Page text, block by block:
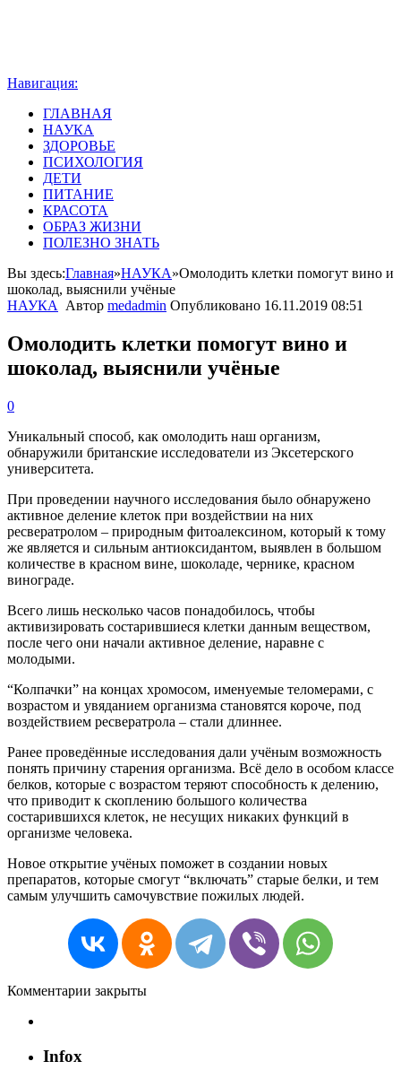
Навигация:
ГЛАВНАЯ
НАУКА
ЗДОРОВЬЕ
ПСИХОЛОГИЯ
ДЕТИ
ПИТАНИЕ
КРАСОТА
ОБРАЗ ЖИЗНИ
ПОЛЕЗНО ЗНАТЬ
Вы здесь:Главная»НАУКА»Омолодить клетки помогут вино и
шоколад, выяснили учёные
НАУКА
Автор medadmin Опубликовано 16.11.2019 08:51
Омолодить клетки помогут вино и
шоколад, выяснили учёные
0
Уникальный способ, как омолодить наш организм,
обнаружили британские исследователи из Эксетерского
университета.
При проведении научного исследования было обнаружено
активное деление клеток при воздействии на них
ресвератролом – природным фитоалексином, который к тому
же является и сильным антиоксидантом, выявлен в большом
количестве в красном вине, шоколаде, чернике, красном
винограде.
Всего лишь несколько часов понадобилось, чтобы
активизировать состарившиеся клетки данным веществом,
после чего они начали активное деление, наравне с
молодыми.
“Колпачки” на концах хромосом, именуемые теломерами, с
возрастом и увяданием организма становятся короче, под
воздействием ресвератрола – стали длиннее.
Ранее проведённые исследования дали учёным возможность
понять причину старения организма. Всё дело в особом классе
белков, которые с возрастом теряют способность к делению,
что приводит к скоплению большого количества
состарившихся клеток, не несущих никаких функций в
организме человека.
Новое открытие учёных поможет в создании новых
препаратов, которые смогут “включать” старые белки, и тем
самым улучшить самочувствие пожилых людей.
Комментарии закрыты
Infox